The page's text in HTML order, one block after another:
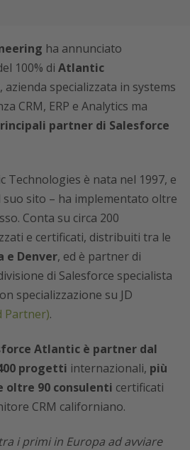
ha annunciato
100% di Atlantic
, azienda specializzata in systems
CRM, ERP e Analytics ma
partner di Salesforce
Technologies è nata nel 1997, e
suo sito – ha implementato oltre
Conta su circa 200
e certificati, distribuiti tra le
e Denver, ed è partner di
di Salesforce specialista
specializzazione su JD
Partner).
Atlantic è partner dal
progetti internazionali, più
oltre 90 consulenti certificati
CRM californiano.
i primi in Europa ad avviare